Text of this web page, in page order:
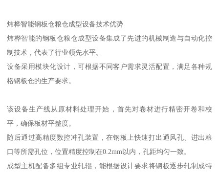
炜桦智能钢板仓粮仓成型设备技术优势
炜桦智能的钢板仓粮仓成型设备集成了先进的机械制造与自动化控
制技术，代表了行业领先水平。
设备采用模块化设计，可根据不同客户需求灵活配置，满足各种规
格钢板仓的生产要求。
该设备生产线从原材料处理开始，首先对卷材进行精密开卷和校
平，确保板材平整度。
随后通过高精度数控冲孔装置，在钢板上快速打出通风孔、进出粮
口等所需孔位，位置精度控制在0.2mm以内，孔距均匀一致。
成型主机配备多组专业轧辊，能根据设计要求将钢板逐步轧制成特